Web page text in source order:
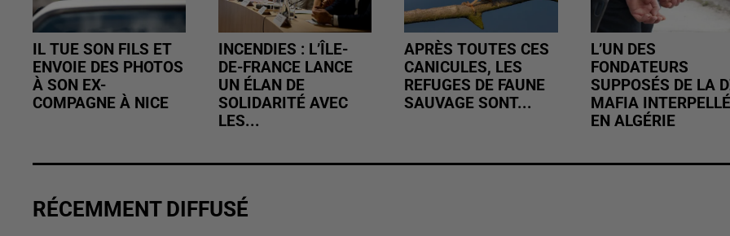
IL TUE SON FILS ET
ENVOIE DES PHOTOS
À SON EX-
COMPAGNE À NICE
INCENDIES : L’ÎLE-
DE-FRANCE LANCE
UN ÉLAN DE
SOLIDARITÉ AVEC
LES...
APRÈS TOUTES CES
CANICULES, LES
REFUGES DE FAUNE
SAUVAGE SONT...
L’UN DES
FONDATEURS
SUPPOSÉS DE LA
MAFIA INTERPELLÉ
EN ALGÉRIE
RÉCEMMENT DIFFUSÉ